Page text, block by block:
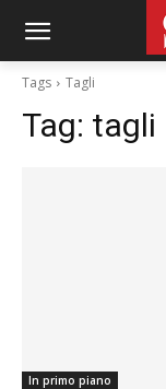
Tags Tagli
Tag: tagli
In primo piano